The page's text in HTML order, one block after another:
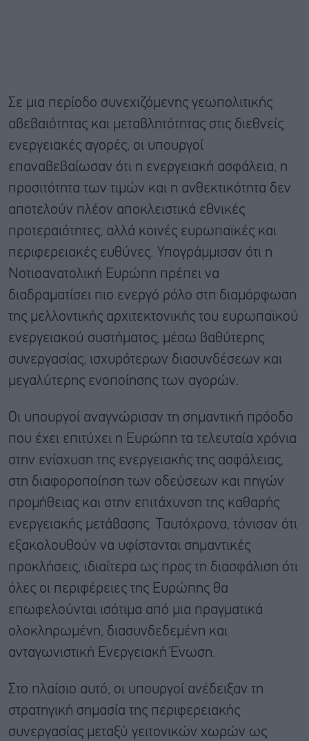
Σε μια περίοδο συνεχιζόμενης γεωπολιτικής
αβεβαιότητας και μεταβλητότητας στις διεθνείς
ενεργειακές αγορές, οι υπουργοί
επαναβεβαίωσαν ότι η ενεργειακή ασφάλεια, η
προσιτότητα των τιμών και η ανθεκτικότητα δεν
αποτελούν πλέον αποκλειστικά εθνικές
προτεραιότητες, αλλά κοινές ευρωπαϊκές και
περιφερειακές ευθύνες. Υπογράμμισαν ότι η
Νοτιοανατολική Ευρώπη πρέπει να
διαδραματίσει πιο ενεργό ρόλο στη διαμόρφωση
της μελλοντικής αρχιτεκτονικής του ευρωπαϊκού
ενεργειακού συστήματος, μέσω βαθύτερης
συνεργασίας, ισχυρότερων διασυνδέσεων και
μεγαλύτερης ενοποίησης των αγορών.
Οι υπουργοί αναγνώρισαν τη σημαντική πρόοδο
που έχει επιτύχει η Ευρώπη τα τελευταία χρόνια
στην ενίσχυση της ενεργειακής της ασφάλειας,
στη διαφοροποίηση των οδεύσεων και πηγών
προμήθειας και στην επιτάχυνση της καθαρής
ενεργειακής μετάβασης. Ταυτόχρονα, τόνισαν ότι
εξακολουθούν να υφίστανται σημαντικές
προκλήσεις, ιδιαίτερα ως προς τη διασφάλιση ότι
όλες οι περιφέρειες της Ευρώπης θα
επωφελούνται ισότιμα από μια πραγματικά
ολοκληρωμένη, διασυνδεδεμένη και
ανταγωνιστική Ενεργειακή Ένωση.
Στο πλαίσιο αυτό, οι υπουργοί ανέδειξαν τη
στρατηγική σημασία της περιφερειακής
συνεργασίας μεταξύ γειτονικών χωρών ως